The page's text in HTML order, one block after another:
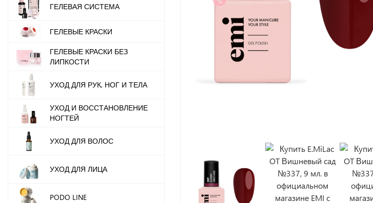
ГЕЛЕВАЯ СИСТЕМА
ГЕЛЕВЫЕ КРАСКИ
ГЕЛЕВЫЕ КРАСКИ БЕЗ
ЛИПКОСТИ
УХОД ДЛЯ РУК, НОГ И ТЕЛА
УХОД И ВОССТАНОВЛЕНИЕ
НОГТЕЙ
УХОД ДЛЯ ВОЛОС
УХОД ДЛЯ ЛИЦА
PODO LINE